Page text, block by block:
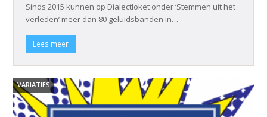
Sinds 2015 kunnen op Dialectloket onder ‘Stemmen uit het
verleden’ meer dan 80 geluidsbanden in…
Lees meer
VARIATIES